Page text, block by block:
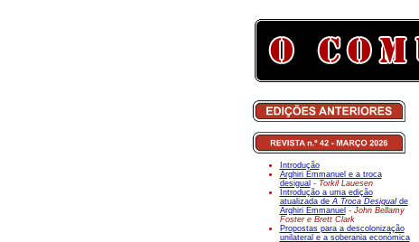
Introdução
Arghiri Emmanuel e a troca
desigual - Torkil Lauesen
Introdução a uma edição
atualizada deA Troca Desigualde
Arghiri Emmanuel - John Bellamy
Foster e Brett Clark
Propostas para a descolonização
unilateral e a soberania económica